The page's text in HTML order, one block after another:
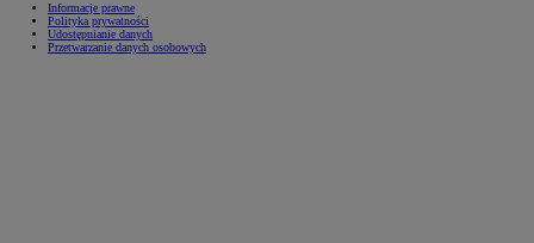
Informacje prawne
Polityka prywatności
Udostępnianie danych
Przetwarzanie danych osobowych